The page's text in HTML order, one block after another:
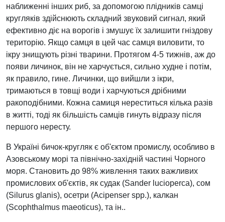
наближенні інших риб, за допомогою плідників самці
кругляків здійснюють складний звуковий сигнал, який
ефективно діє на ворогів і змушує їх залишити гніздову
територію. Якщо самця в цей час самця виловити, то
ікру знищують різні тварини. Протягом 4-5 тижнів, аж до
появи личинок, він не харчується, сильно худне і потім,
як правило, гине. Личинки, що вийшли з ікри,
тримаються в товщі води і харчуються дрібними
ракоподібними. Кожна самиця нереститься кілька разів
в житті, тоді як більшість самців гинуть відразу після
першого нересту.
В Україні бичок-кругляк є об'єктом промислу, особливо в
Азовському морі та північно-західній частині Чорного
моря. Становить до 98% живлення таких важливих
промислових об'єктів, як судак (Sander lucioperca), сом
(Silurus glanis), осетри (Acipenser spp.), калкан
(Scophthalmus maeoticus), та ін..